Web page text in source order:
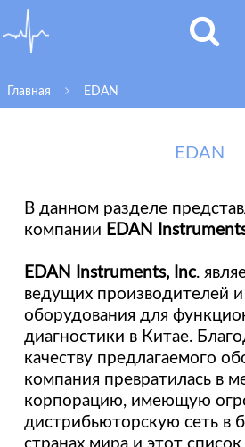
Главная EDAN
EDAN
В данном разделе
компании EDAN
EDAN Instruments, Inc.
ведущих производителей и
оборудования для
диагностики в Китае.
качеству предлагаемого
компания превратилась в
корпорацию, имеющую
дистрибьюторскую сеть в